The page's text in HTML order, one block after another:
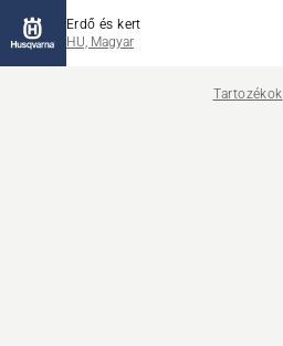
Erdő és kert
HU, Magyar
Tartozékok